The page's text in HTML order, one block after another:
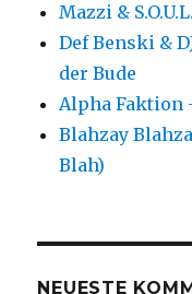
Mazzi &
Def Benski &
der Bude
Alpha Faktion
Blahzay
Blah)
NEUESTE